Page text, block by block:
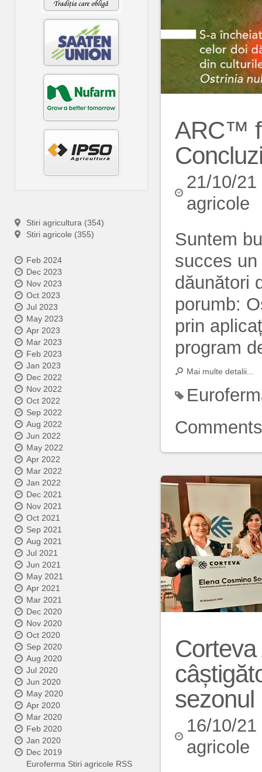
Stiri agricultura (354)
Stiri agricole (355)
Feb 2024
Dec 2023
Nov 2023
Oct 2023
Jul 2023
May 2023
Apr 2023
Mar 2023
Feb 2023
Jan 2023
Dec 2022
Nov 2022
Oct 2022
Sep 2022
Aug 2022
Jun 2022
May 2022
Apr 2022
Mar 2022
Jan 2022
Dec 2021
Nov 2021
Oct 2021
Sep 2021
Aug 2021
Jul 2021
Jun 2021
May 2021
Apr 2021
Mar 2021
Dec 2020
Nov 2020
Oct 2020
Sep 2020
Aug 2020
Jul 2020
Jun 2020
May 2020
Apr 2020
Mar 2020
Feb 2020
Jan 2020
Dec 2019
Euroferma Stiri agricole RSS
ARC™
21/10/
agricole
Suntem
succes
dăunători
porumb:
prin
program
Mai multe detalii...
Comments
sezonul
16/10/
agricole